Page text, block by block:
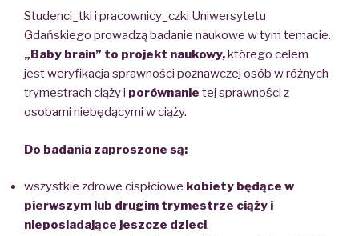
Studenci_tki i pracownicy_czki Uniwersytetu
Gdańskiego prowadzą badanie naukowe w tym temacie.
„Baby brain” to projekt naukowy,którego celem
jest weryfikacja sprawności poznawczej osób w różnych
trymestrach ciąży i porównanie tej sprawności z
osobami niebędącymi w ciąży.
Do badania zaproszone są:
wszystkie zdrowe cispłciowe kobiety będące w
pierwszym lub drugim trymestrze ciąży i
nieposiadające jeszcze dzieci,